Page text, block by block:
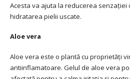
Acesta va ajuta la reducerea senzației
hidratarea pielii uscate.
Aloe vera
Aloe vera este o plantă cu proprietăți
antiinflamatoare. Gelul de aloe vera